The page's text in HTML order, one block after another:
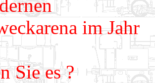
im Jahr
Sie es ?